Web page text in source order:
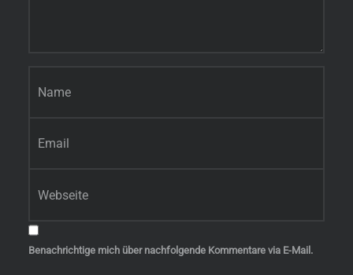
Benachrichtige mich über nachfolgende Kommentare via E-Mail.